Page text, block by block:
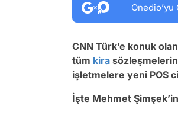
CNN Türk’e konuk
tüm kira
işletmelere yeni POS
İşte Mehmet Şimşek’in